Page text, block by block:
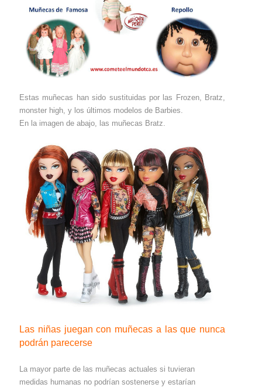
Estas muñecas han sido sustituidas por las Frozen, Bratz,
monster high, y los últimos modelos de Barbies.
En la imagen de abajo, las muñecas Bratz.
Las niñas juegan con muñecas a las que nunca
podrán parecerse
La mayor parte de las muñecas actuales si tuvieran
medidas humanas no podrían sostenerse y estarían